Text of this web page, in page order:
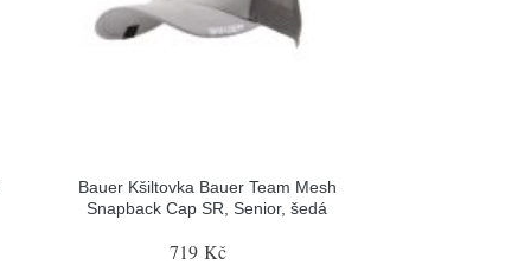
Bauer Kšiltovka Bauer Team Mesh
Snapback Cap SR, Senior, šedá
719 Kč